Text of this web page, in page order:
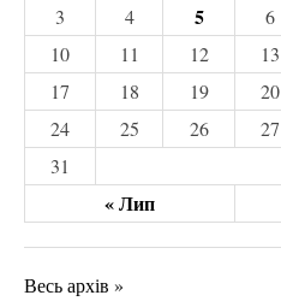
« Лип
3
4 5 6
10
11 12 13
17
18 19 20
24
25 26 27
31
Весь архів »